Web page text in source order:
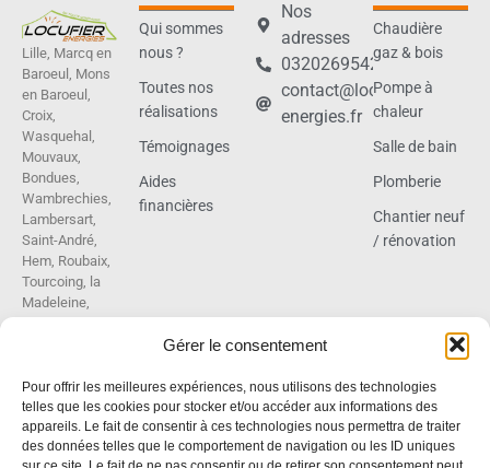
Gérer le consentement
Pour offrir les meilleures expériences, nous utilisons des technologies
telles que les cookies pour stocker et/ou accéder aux informations des
appareils. Le fait de consentir à ces technologies nous permettra de traiter
des données telles que le comportement de navigation ou les ID uniques
Lille, Marcq en
Baroeul, Mons
en Baroeul,
Croix,
Wasquehal,
Mouvaux,
Bondues,
Wambrechies,
Lambersart,
Saint-André,
Hem, Roubaix,
Tourcoing, la
Madeleine,
Villeneuve
Sainghin en
Melantois,
Gruson,
Tressin,
Qui sommes
nous ?
Toutes nos
réalisations
Témoignages
Aides
financières
Nos
adresses
0320269542
contact@locufier-
energies.fr
Chaudière
gaz & bois
Pompe à
chaleur
Salle de bain
Plomberie
Chantier neuf
/ rénovation